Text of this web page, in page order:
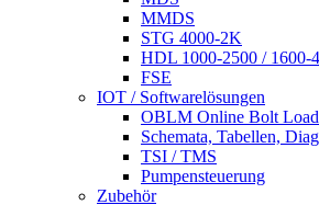
MMDS
STG 4000-2K
HDL 1000-2500 / 1600-
FSE
IOT / Softwarelösungen
OBLM Online Bolt
Schemata, Tabellen,
TSI / TMS
Pumpensteuerung
Zubehör